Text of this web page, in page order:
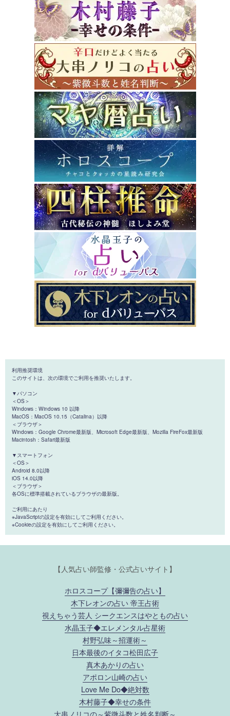
利用推奨環境
このサイトは、次の環境でご利用を推奨いたします。
▼パソコン
＜OS＞
Windows：Windows 10 以降
MacOS：MacOS 10.15（Catalina）以降
＜ブラウザ＞
Windows：Google Chrome最新版、Microsoft Edge最新版、Mozilla FireFox最新版
Macintosh：Safari最新版
▼スマートフォン
＜OS＞
Android 8.0以降
iOS 14.0以降
＜ブラウザ＞
各OSに標準搭載されているブラウザの最新版。
ご利用にあたり
※JavaScriptの設定を有効にしてご利用ください。
※Cookieの設定を有効にしてご利用ください。
【人気占い師監修・公式占いサイト】
ホロスコープ【彌彌告の占い】
木下レオンの占い 帝王占術
視えちゃう芸人 シークエンスはやともの占い
水晶玉子◆エレメンタル占星術
村野弘味～招運術～
日本最後のイタコ松田広子
真木あかりの占い
アポロン山崎の占い
Love Me Do◆絶対数
木村藤子◆幸せの条件
大串ノリコの～紫微斗数と姓名判断～